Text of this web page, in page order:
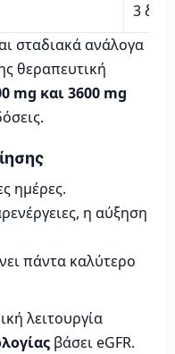
3
σταδιακά ανάλογα
θεραπευτική
mg και 3600 mg
ημέρες.
η αύξηση
πάντα καλύτερο
λειτουργία
βάσει eGFR.